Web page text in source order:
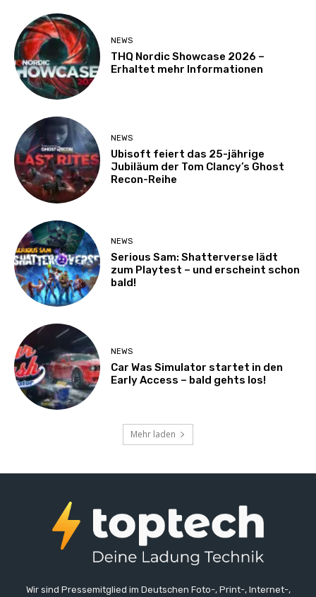
NEWS
THQ Nordic Showcase 2026 –
Erhaltet mehr Informationen
NEWS
Ubisoft feiert das 25-jährige
Jubiläum der Tom Clancy’s Ghost
Recon-Reihe
NEWS
Serious Sam: Shatterverse lädt
zum Playtest – und erscheint schon
bald!
NEWS
Car Was Simulator startet in den
Early Access – bald gehts los!
Mehr laden
Wir sind Pressemitglied im Deutschen Foto-, Print-, Internet-,